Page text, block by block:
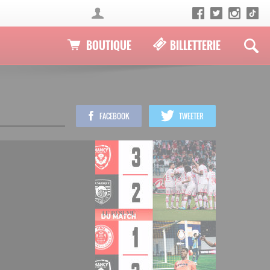
BOUTIQUE BILLETTERIE
FACEBOOK TWEETER